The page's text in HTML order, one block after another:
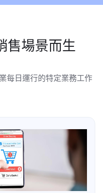
售場景而生
每日運行的特定業務工作